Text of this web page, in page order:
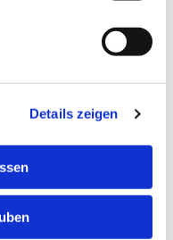
Details zeigen